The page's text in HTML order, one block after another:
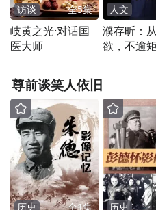
不好办，生态建设和
产业准入的门槛太高
来、落得下，这会制
展，存在着信心不足
解决思想认识问题，
三角洲的开发就难有
黄河三角洲淡水资源
较脆弱，如果沿袭传
高耗能、高排放、高
访谈 全5集
岐黄之光·对话国
医大师
人文
濮存昕：
欲，不逾矩
尊前谈笑人依旧
历史 全1集 历史